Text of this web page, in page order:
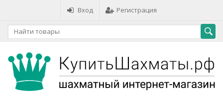
Вход Регистрация